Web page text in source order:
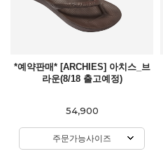
*예약판매* [ARCHIES] 아치스_브
라운(8/18 출고예정)
54,900
주문가능사이즈